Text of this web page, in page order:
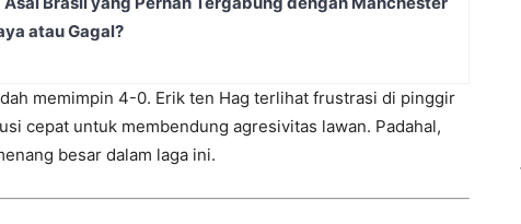
atau Gagal?
memimpin 4-0. Erik ten Hag terlihat frustrasi di pinggir
cepat untuk membendung agresivitas lawan. Padahal,
besar dalam laga ini.